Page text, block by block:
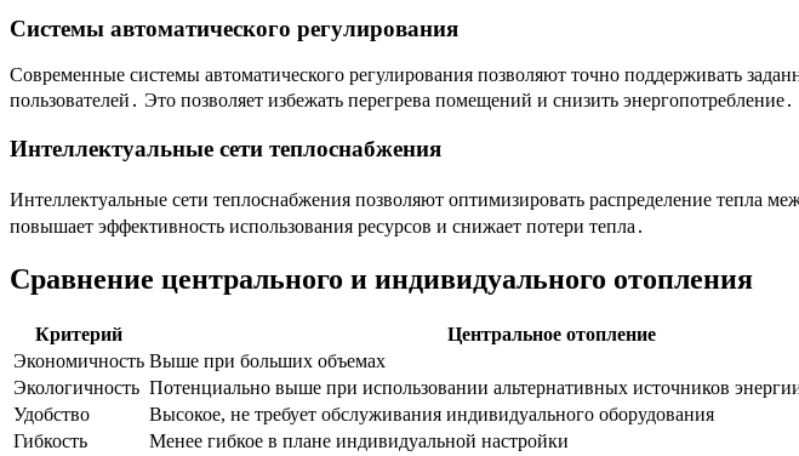
Системы автоматического регулирования
Современные системы автоматического регулирования позволяют точно поддерживать
пользователей․ Это позволяет избежать перегрева помещений и снизить энергопотребление․
Интеллектуальные сети теплоснабжения
Интеллектуальные сети теплоснабжения позволяют оптимизировать распределение тепла
повышает эффективность использования ресурсов и снижает потери тепла․
Сравнение центрального и индивидуального отопления
Критерий Центральное отопление
Экономичность Выше при больших объемах
Экологичность Потенциально выше при использовании альтернативных источников
Удобство
Высокое, не требует обслуживания индивидуального оборудования
Гибкость
Менее гибкое в плане индивидуальной настройки